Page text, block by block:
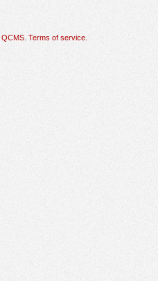
QCMS Terms of service.